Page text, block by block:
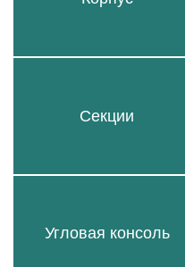
Секции
Угловая консоль